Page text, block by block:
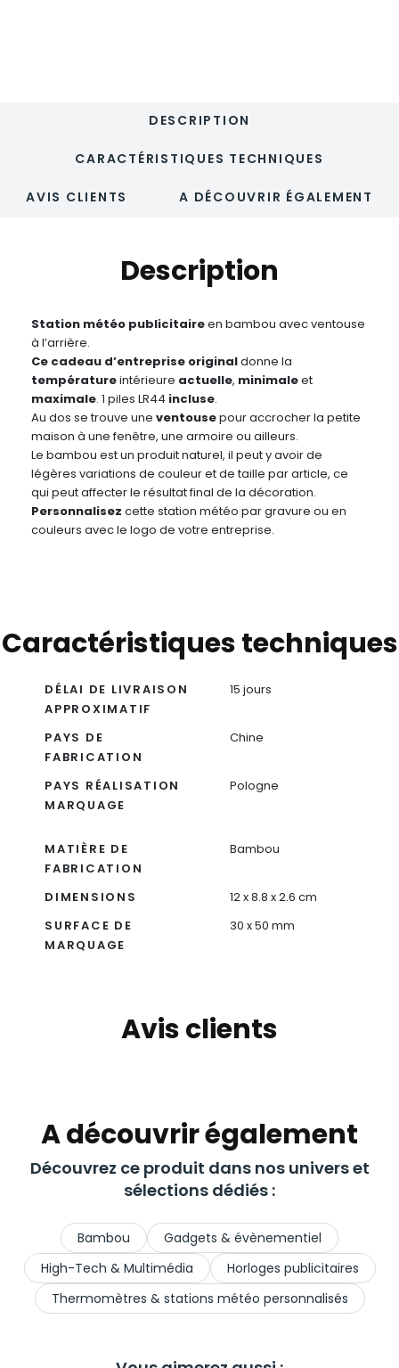
DESCRIPTION
CARACTÉRISTIQUES TECHNIQUES
AVIS CLIENTS A DÉCOUVRIR ÉGALEMENT
Description
Station météo publicitaireen bambou avec ventouse
à l’arrière.
Ce cadeau d’entreprise originaldonne la
températureintérieure actuelle, minimaleet
maximale. 1 piles LR44 incluse.
Au dos se trouve une ventousepour accrocher la petite
maison à une fenêtre, une armoire ou ailleurs.
Le bambou est un produit naturel, il peut y avoir de
légères variations de couleur et de taille par article, ce
qui peut affecter le résultat final de la décoration.
Personnalisez cette station météo par gravure ou en
couleurs avec le logo de votre entreprise.
Caractéristiques techniques
DÉLAI DE LIVRAISON
APPROXIMATIF
15 jours
PAYS DE
FABRICATION
Chine
PAYS RÉALISATION
MARQUAGE
Pologne
MATIÈRE DE
FABRICATION
Bambou
DIMENSIONS
12 x 8.8 x 2.6 cm
SURFACE DE
MARQUAGE
30 x 50 mm
Avis clients
A découvrir également
Découvrez ce produit dans nos univers et
sélections dédiés :
Bambou
Gadgets & évènementiel
High-Tech & Multimédia
Horloges publicitaires
Thermomètres & stations météo personnalisés